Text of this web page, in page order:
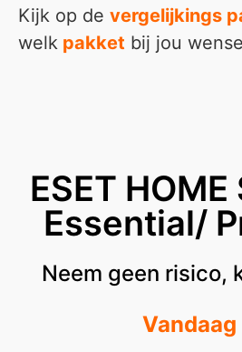
Kijk op de vergelijkings
welk pakket bij jou
ESET
Essential/
Neem geen risico,
Vandaag